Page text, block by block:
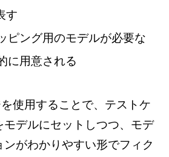
す
ピング用のモデルが必要な
に用意される
使用することで、テストケ
モデルにセットしつつ、モデ
ンがわかりやすい形でフィク